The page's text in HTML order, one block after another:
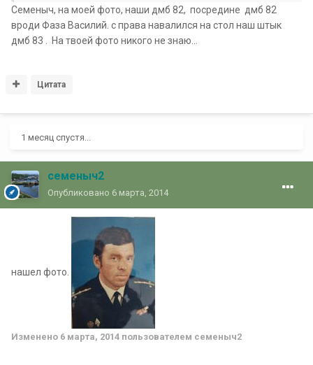
Семеныч, на моей фото, наши дмб 82, посредине дмб 82
вроди Фаза Василий. с права навалился на стол наш штык
дмб 83 . На твоей фото никого не знаю...
Цитата
1 месяц спустя...
семеныч2
Опубликовано 6 марта, 2014
нашел фото.
Изменено 6 марта, 2014 пользователем семеныч2